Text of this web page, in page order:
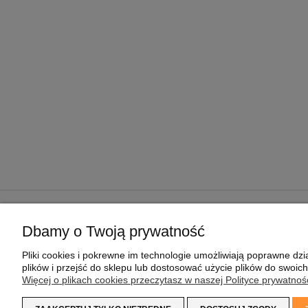
REGULAMIN SKLEPU
POLITYKA PRYWATNOŚCI
PRAGMAPAY
USTAWIENIA KONTA
PRZECHOWALNIA
Dbamy o Twoją prywatność
Pliki cookies i pokrewne im technologie umożliwiają poprawne
plików i przejść do sklepu lub dostosować użycie plików do
Więcej o plikach cookies przeczytasz w naszej Polityce